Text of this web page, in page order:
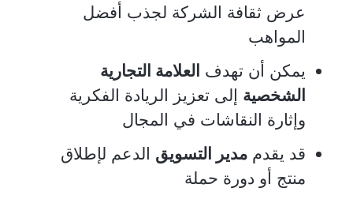
عرض ثقافة الشركة لجذب أفضل
المواهب
يمكن أن تهدف العلامة التجارية
الشخصية إلى تعزيز الريادة الفكرية
وإثارة النقاشات في المجال
قد يقدم مدير التسويق الدعم لإطلاق
منتج أو دورة حملة